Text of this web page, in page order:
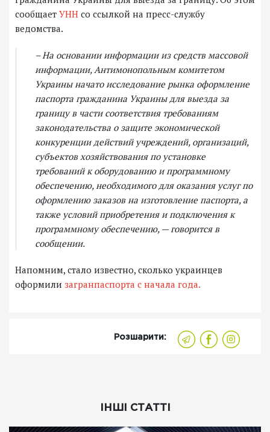
сообщает УНН со ссылкой на пресс-службу
ведомства.
– На основании информации из средств массовой
информации, Антимонопольным комитетом
Украины начато исследование рынка оформление
паспорта гражданина Украины для выезда за
границу в части соответствия требованиям
законодательства о защите экономической
конкуренции действий учреждений, организаций,
субъектов хозяйствования по установке
требований к оборудованию и программному
обеспечению, необходимого для оказания услуг по
оформлению заказов на изготовление паспорта, а
также условий приобретения и подключения к
программному обеспечению, — говорится в
сообщении.
Напомним, стало известно, сколько украинцев
оформили загранпаспорта с начала года.
Розшарити:
ІНШІ СТАТТІ